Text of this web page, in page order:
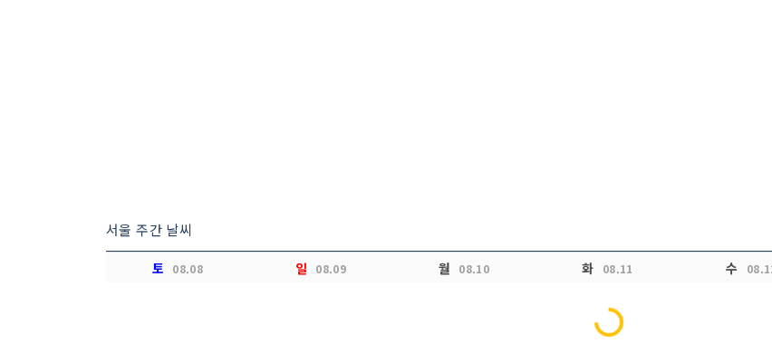
서울 주간 날씨
토 08.08 일 08.09 월 08.10 화 08.11 수
Loading...